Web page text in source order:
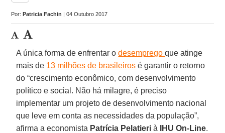
Por:Patricia Fachin | 04 Outubro 2017
A única forma de enfrentar odesempregoque atinge
mais de 13 milhões de brasileiros é garantir o retorno
do “crescimento econômico, com desenvolvimento
político e social. Não há milagre, é preciso
implementar um projeto de desenvolvimento nacional
que leve em conta as necessidades da população”,
afirma a economista Patrícia Pelatieri à IHU On-Line.